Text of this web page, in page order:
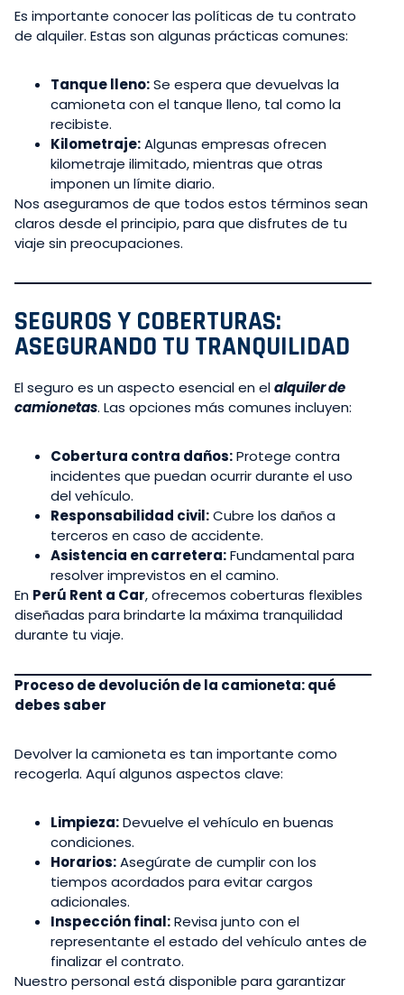
Es importante conocer las políticas de tu contrato
de alquiler. Estas son algunas prácticas comunes:
Tanque lleno:Se espera que devuelvas la
camioneta con el tanque lleno, tal como la
recibiste.
Kilometraje:Algunas empresas ofrecen
kilometraje ilimitado, mientras que otras
imponen un límite diario.
Nos aseguramos de que todos estos términos sean
claros desde el principio, para que disfrutes de tu
viaje sin preocupaciones.
SEGUROS Y COBERTURAS:
ASEGURANDO TU TRANQUILIDAD
El seguro es un aspecto esencial en elalquiler de
camionetas. Las opciones más comunes incluyen:
Cobertura contra daños:Protege contra
incidentes que puedan ocurrir durante el uso
del vehículo.
Responsabilidad civil:Cubre los daños a
terceros en caso de accidente.
Asistencia en carretera:Fundamental para
resolver imprevistos en el camino.
En Perú Rent a Car, ofrecemos coberturas flexibles
diseñadas para brindarte la máxima tranquilidad
durante tu viaje.
Proceso de devolución de la camioneta: qué
debes saber
Devolver la camioneta es tan importante como
recogerla. Aquí algunos aspectos clave:
Limpieza:Devuelve el vehículo en buenas
condiciones.
Horarios:Asegúrate de cumplir con los
tiempos acordados para evitar cargos
adicionales.
Inspección final:Revisa junto con el
representante el estado del vehículo antes de
finalizar el contrato.
Nuestro personal está disponible para garantizar